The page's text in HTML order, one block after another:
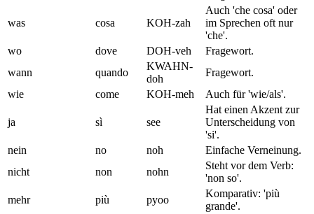
was cosa KOH-zah
Auch 'che cosa' oder
im Sprechen oft nur
'che'.
wo
dove DOH-veh
Fragewort.
wann
quando
KWAHN-
doh
Fragewort.
wie
come KOH-meh Auch für 'wie/als'.
ja sì see
Hat einen Akzent zur
Unterscheidung von
'si'.
nein
no noh
Einfache Verneinung.
nicht
non nohn
Steht vor dem Verb:
'non so'.
mehr
più pyoo
Komparativ: 'più
grande'.